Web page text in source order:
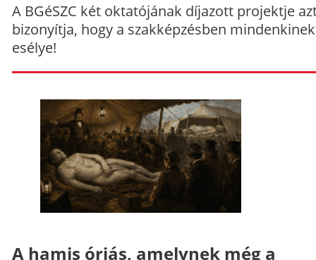
A BGéSZC két oktatójának díjazott projektje
bizonyítja, hogy a szakképzésben
esélye!
A hamis óriás, amelynek még a